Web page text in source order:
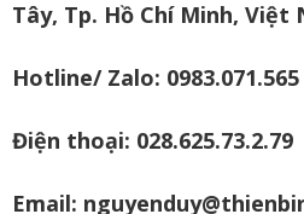
Tây, Tp. Hồ Chí Minh, Việt
Hotline/ Zalo: 0983.071.565
Điện thoại: 028.625.73.2.79
Email: